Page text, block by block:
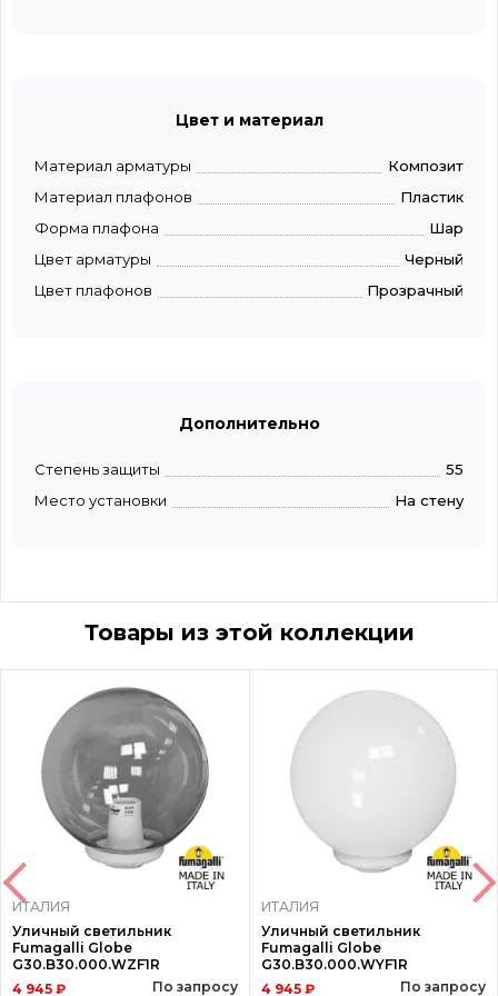
Цвет и материал
Материал арматуры
Композит
Материал плафонов
Пластик
Форма плафона
Шар
Цвет арматуры
Черный
Цвет плафонов
Прозрачный
Дополнительно
Степень защиты
55
Место установки
На стену
Товары из этой коллекции
ИТАЛИЯ
Уличный светильник
Fumagalli Globe
G30.B30.000.WZF1R
4 945 ₽
По запросу
ИТАЛИЯ
Уличный светильник
Fumagalli Globe
G30.B30.000.WYF1R
4 945 ₽
По запросу